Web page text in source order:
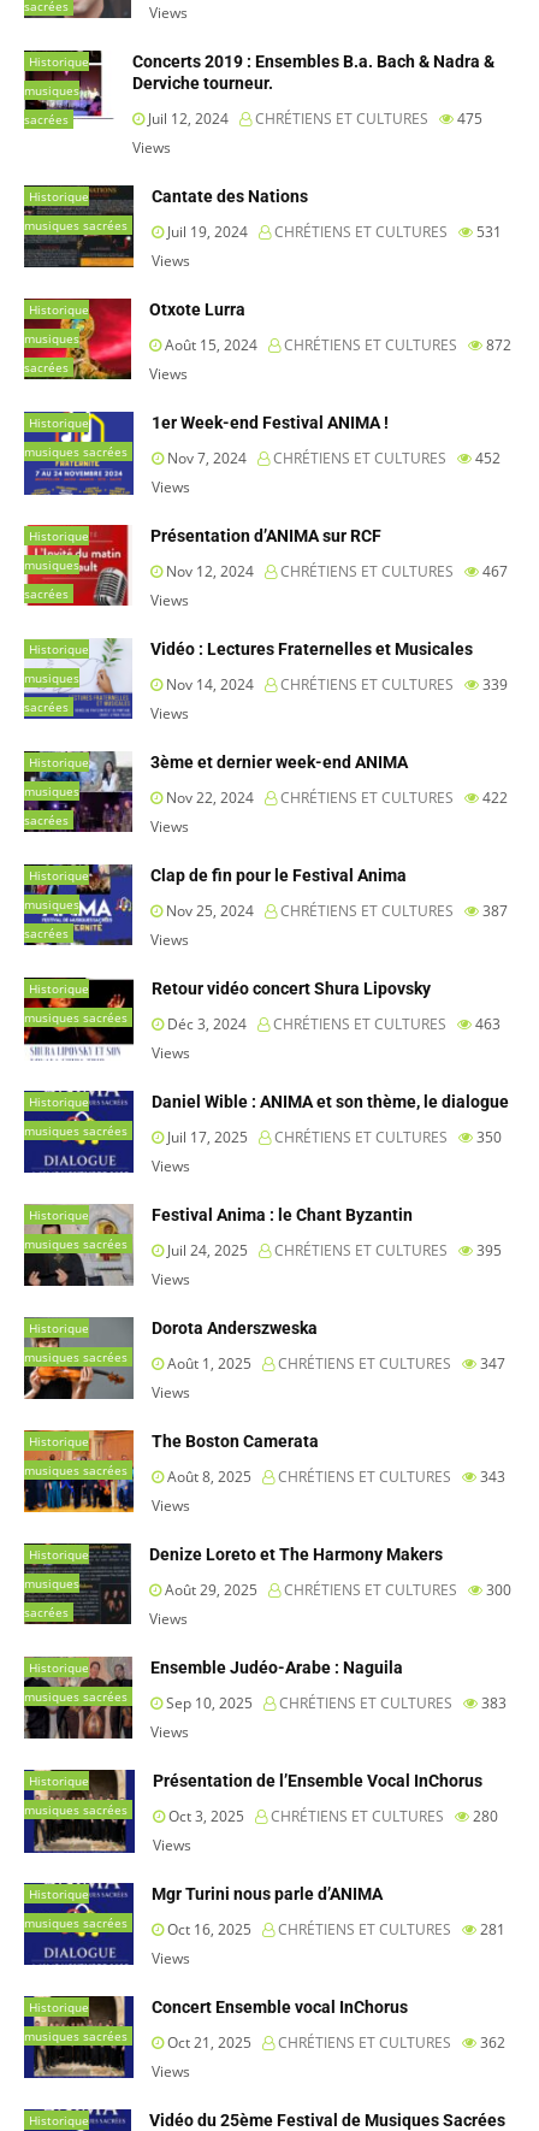
sacrées Views
Historique
musiques
sacrées
Concerts 2019 : Ensembles B.a. Bach & Nadra &
Derviche tourneur.
Juil 12, 2024 CHRÉTIENS ET CULTURES
475
Views
Historique
musiques sacrées
Cantate des Nations
Juil 19, 2024 CHRÉTIENS ET CULTURES
531
Views
Historique
musiques
sacrées
Otxote Lurra
Août 15, 2024 CHRÉTIENS ET CULTURES
872
Views
Historique
musiques sacrées
1er Week-end Festival ANIMA !
Nov 7, 2024 CHRÉTIENS ET CULTURES
452
Views
Historique
musiques
sacrées
Présentation d’ANIMA sur RCF
Nov 12, 2024 CHRÉTIENS ET CULTURES
467
Views
Historique
musiques
sacrées
Vidéo : Lectures Fraternelles et Musicales
Nov 14, 2024 CHRÉTIENS ET CULTURES
339
Views
Historique
musiques
sacrées
3ème et dernier week-end ANIMA
Nov 22, 2024 CHRÉTIENS ET CULTURES
422
Views
Historique
musiques
sacrées
Clap de fin pour le Festival Anima
Nov 25, 2024 CHRÉTIENS ET CULTURES
387
Views
Historique
musiques sacrées
Retour vidéo concert Shura Lipovsky
Déc 3, 2024 CHRÉTIENS ET CULTURES
463
Views
Historique
musiques sacrées
Daniel Wible : ANIMA et son thème, le dialogue
Juil 17, 2025 CHRÉTIENS ET CULTURES
350
Views
Historique
musiques sacrées
Festival Anima : le Chant Byzantin
Juil 24, 2025 CHRÉTIENS ET CULTURES
395
Views
Historique
musiques sacrées
Dorota Anderszweska
Août 1, 2025 CHRÉTIENS ET CULTURES
347
Views
Historique
musiques sacrées
The Boston Camerata
Août 8, 2025 CHRÉTIENS ET CULTURES
343
Views
Historique
musiques
sacrées
Denize Loreto et The Harmony Makers
Août 29, 2025 CHRÉTIENS ET CULTURES
300
Views
Historique
musiques sacrées
Ensemble Judéo-Arabe : Naguila
Sep 10, 2025 CHRÉTIENS ET CULTURES
383
Views
Historique
musiques sacrées
Présentation de l’Ensemble Vocal InChorus
Oct 3, 2025 CHRÉTIENS ET CULTURES
280
Views
Historique
musiques sacrées
Mgr Turini nous parle d’ANIMA
Oct 16, 2025 CHRÉTIENS ET CULTURES
281
Views
Historique
musiques sacrées
Concert Ensemble vocal InChorus
Oct 21, 2025 CHRÉTIENS ET CULTURES
362
Views
Historique
Vidéo du 25ème Festival de Musiques Sacrées